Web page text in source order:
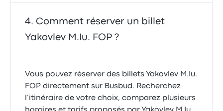
Comment réserver un billet
Yakovlev M.Iu. FOP ?
Vous pouvez réserver des billets Yakovlev M.Iu.
FOP directement sur Busbud. Recherchez
l’itinéraire de votre choix, comparez plusieurs